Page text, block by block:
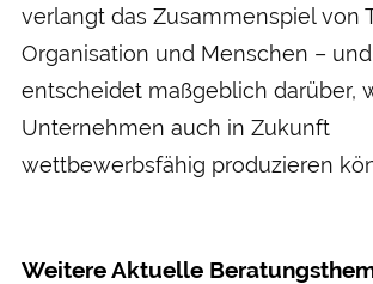
verlangt das Zusammenspiel von
Organisation und Menschen –
entscheidet maßgeblich darüber,
Unternehmen auch in Zukunft
wettbewerbsfähig produzieren
Weitere Aktuelle